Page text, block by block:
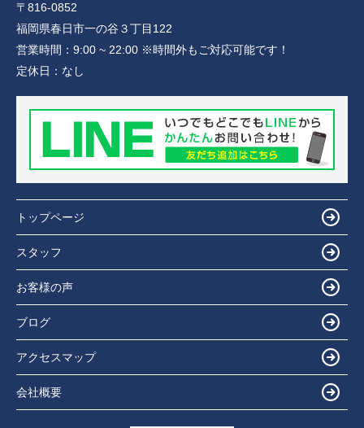
〒816-0852
福岡県春日市一の谷３丁目122
営業時間： 9:00 ~ 22:00 ※時間外もご対応可能です！
定休日： なし
トップページ
スタッフ
お客様の声
ブログ
アクセスマップ
会社概要